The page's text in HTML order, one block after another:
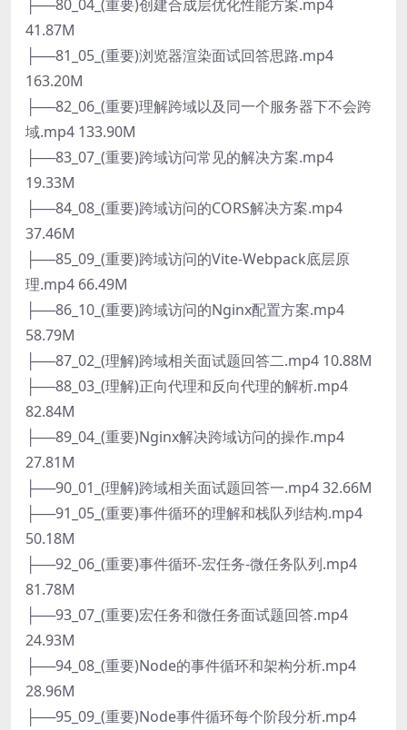
├──80_04_(重要)创建合成层优化性能方案.mp4
41.87M
├──81_05_(重要)浏览器渲染面试回答思路.mp4
163.20M
├──82_06_(重要)理解跨域以及同一个服务器下不会跨
域.mp4 133.90M
├──83_07_(重要)跨域访问常见的解决方案.mp4
19.33M
├──84_08_(重要)跨域访问的CORS解决方案.mp4
37.46M
├──85_09_(重要)跨域访问的Vite-Webpack底层原
理.mp4 66.49M
├──86_10_(重要)跨域访问的Nginx配置方案.mp4
58.79M
├──87_02_(理解)跨域相关面试题回答二.mp4 10.88M
├──88_03_(理解)正向代理和反向代理的解析.mp4
82.84M
├──89_04_(重要)Nginx解决跨域访问的操作.mp4
27.81M
├──90_01_(理解)跨域相关面试题回答一.mp4 32.66M
├──91_05_(重要)事件循环的理解和栈队列结构.mp4
50.18M
├──92_06_(重要)事件循环-宏任务-微任务队列.mp4
81.78M
├──93_07_(重要)宏任务和微任务面试题回答.mp4
24.93M
├──94_08_(重要)Node的事件循环和架构分析.mp4
28.96M
├──95_09_(重要)Node事件循环每个阶段分析.mp4